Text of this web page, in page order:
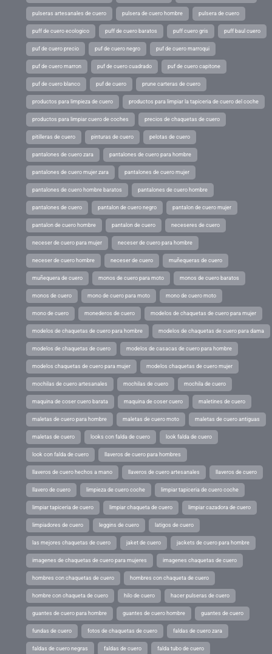
pulseras artesanales de cuero pulsera de cuero hombre pulsera de cuero
puff de cuero ecologico puff de cuero baratos puff cuero gris puff baul cuero
puf de cuero precio puf de cuero negro puf de cuero marroqui
puf de cuero marron puf de cuero cuadrado puf de cuero capitone
puf de cuero blanco puf de cuero prune carteras de cuero
productos para limpieza de cuero productos para limpiar la tapiceria de cuero del coche
productos para limpiar cuero de coches precios de chaquetas de cuero
pitilleras de cuero pinturas de cuero pelotas de cuero
pantalones de cuero zara pantalones de cuero para hombre
pantalones de cuero mujer zara pantalones de cuero mujer
pantalones de cuero hombre baratos pantalones de cuero hombre
pantalones de cuero pantalon de cuero negro pantalon de cuero mujer
pantalon de cuero hombre pantalon de cuero neceseres de cuero
neceser de cuero para mujer neceser de cuero para hombre
neceser de cuero hombre neceser de cuero muñequeras de cuero
muñequera de cuero monos de cuero para moto monos de cuero baratos
monos de cuero mono de cuero para moto mono de cuero moto
mono de cuero monederos de cuero modelos de chaquetas de cuero para mujer
modelos de chaquetas de cuero para hombre modelos de chaquetas de cuero para dama
modelos de chaquetas de cuero modelos de casacas de cuero para hombre
modelos chaquetas de cuero para mujer modelos chaquetas de cuero mujer
mochilas de cuero artesanales mochilas de cuero mochila de cuero
maquina de coser cuero barata maquina de coser cuero maletines de cuero
maletas de cuero para hombre maletas de cuero moto maletas de cuero antiguas
maletas de cuero looks con falda de cuero look falda de cuero
look con falda de cuero llaveros de cuero para hombres
llaveros de cuero hechos a mano llaveros de cuero artesanales llaveros de cuero
llavero de cuero limpieza de cuero coche limpiar tapiceria de cuero coche
limpiar tapiceria de cuero limpiar chaqueta de cuero limpiar cazadora de cuero
limpiadores de cuero leggins de cuero latigos de cuero
las mejores chaquetas de cuero jaket de cuero jackets de cuero para hombre
imagenes de chaquetas de cuero para mujeres imagenes chaquetas de cuero
hombres con chaquetas de cuero hombres con chaqueta de cuero
hombre con chaqueta de cuero hilo de cuero hacer pulseras de cuero
guantes de cuero para hombre guantes de cuero hombre guantes de cuero
fundas de cuero fotos de chaquetas de cuero faldas de cuero zara
faldas de cuero negras faldas de cuero falda tubo de cuero